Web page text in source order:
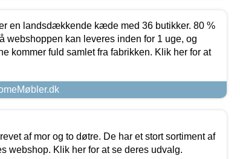
en landsdækkende kæde med 36 butikker. 80 %
webshoppen kan leveres inden for 1 uge, og
kommer fuld samlet fra fabrikken. Klik her for at
af mor og to døtre. De har et stort sortiment af
webshop. Klik her for at se deres udvalg.